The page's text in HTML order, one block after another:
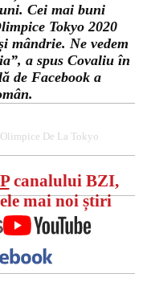
Cei mai buni
Tokyo 2020
mândrie. Ne vedem
a spus Covaliu în
de Facebook a
De La Tokyo
canalului BZI,
mai noi știri